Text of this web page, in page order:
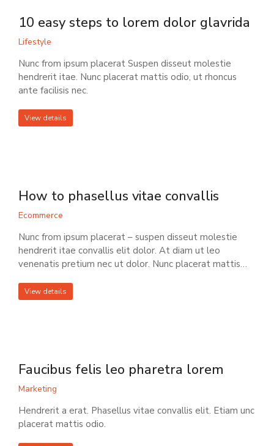
10 easy steps to lorem dolor glavrida
Lifestyle
Nunc from ipsum placerat Suspen disseut molestie
hendrerit itae. Nunc placerat mattis odio, ut rhoncus
ante facilisis nec.
View details
How to phasellus vitae convallis
Ecommerce
Nunc from ipsum placerat – suspen disseut molestie
hendrerit itae convallis elit dolor. At diam ut leo
venenatis pretium nec ut dolor. Nunc placerat mattis…
View details
Faucibus felis leo pharetra lorem
Marketing
Hendrerit a erat. Phasellus vitae convallis elit. Etiam unc
placerat mattis odio.